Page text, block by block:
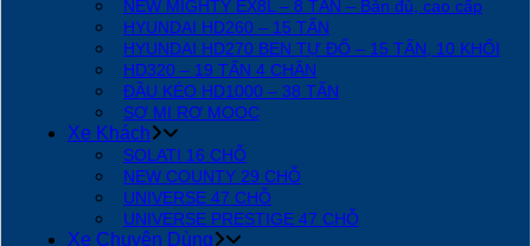
NEW MIGHTY EX8L – 8 TẤN – Bản đủ, cao cấp
HYUNDAI HD260 – 15 TẤN
HYUNDAI HD270 BEN TỰ ĐỔ – 15 TẤN, 10 KHỐI
HD320 – 19 TẤN 4 CHÂN
ĐẦU KÉO HD1000 – 38 TẤN
SƠ MI RƠ MOOC
Xe Khách
SOLATI 16 CHỖ
NEW COUNTY 29 CHỖ
UNIVERSE 47 CHỖ
UNIVERSE PRESTIGE 47 CHỖ
Xe Chuyên Dùng